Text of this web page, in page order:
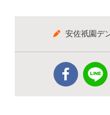
安佐祇園デ